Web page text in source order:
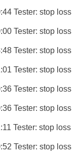
Tester: stop loss
Tester: stop loss
Tester: stop loss
Tester: stop loss
Tester: stop loss
Tester: stop loss
Tester: stop loss
Tester: stop loss